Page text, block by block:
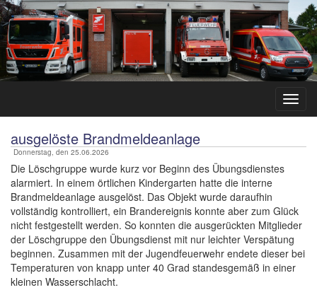
ausgelöste Brandmeldeanlage
Donnerstag, den 25.06.2026
Die Löschgruppe wurde kurz vor Beginn des Übungsdienstes
alarmiert. In einem örtlichen Kindergarten hatte die interne
Brandmeldeanlage ausgelöst. Das Objekt wurde daraufhin
vollständig kontrolliert, ein Brandereignis konnte aber zum Glück
nicht festgestellt werden. So konnten die ausgerückten Mitglieder
der Löschgruppe den Übungsdienst mit nur leichter Verspätung
beginnen. Zusammen mit der Jugendfeuerwehr endete dieser bei
Temperaturen von knapp unter 40 Grad standesgemäß in einer
kleinen Wasserschlacht.